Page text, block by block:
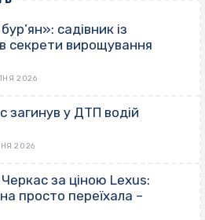
садівник із
секрети вирощування
2026
загинув у ДТП водій
2026
Черкас за ціною Lexus:
просто переїхала –